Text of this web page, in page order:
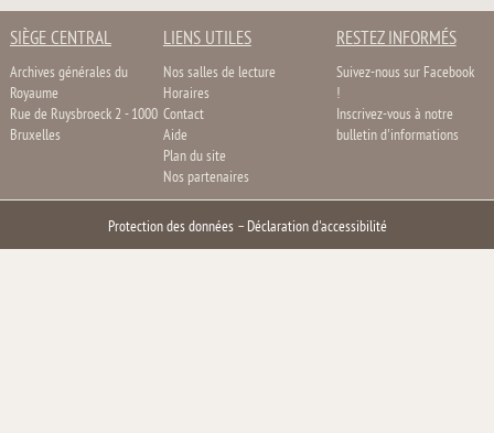
SIÈGE CENTRAL
Archives générales du
Royaume
Rue de Ruysbroeck 2 - 1000
Bruxelles
LIENS UTILES
Nos salles de lecture
Horaires
Contact
Aide
Plan du site
Nos partenaires
RESTEZ INFORMÉS
Suivez-nous sur Facebook
!
Inscrivez-vous à notre
bulletin d'informations
Protection des données– Déclaration d'accessibilité